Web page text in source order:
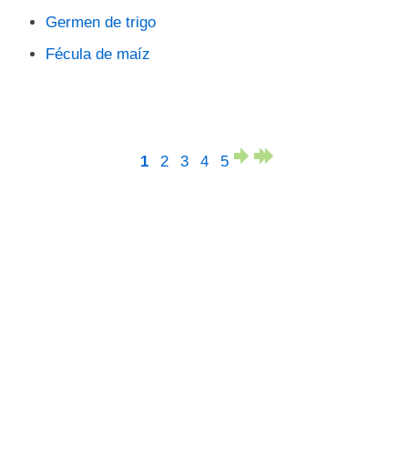
Germen de trigo
Fécula de maíz
1 2 3 4 5